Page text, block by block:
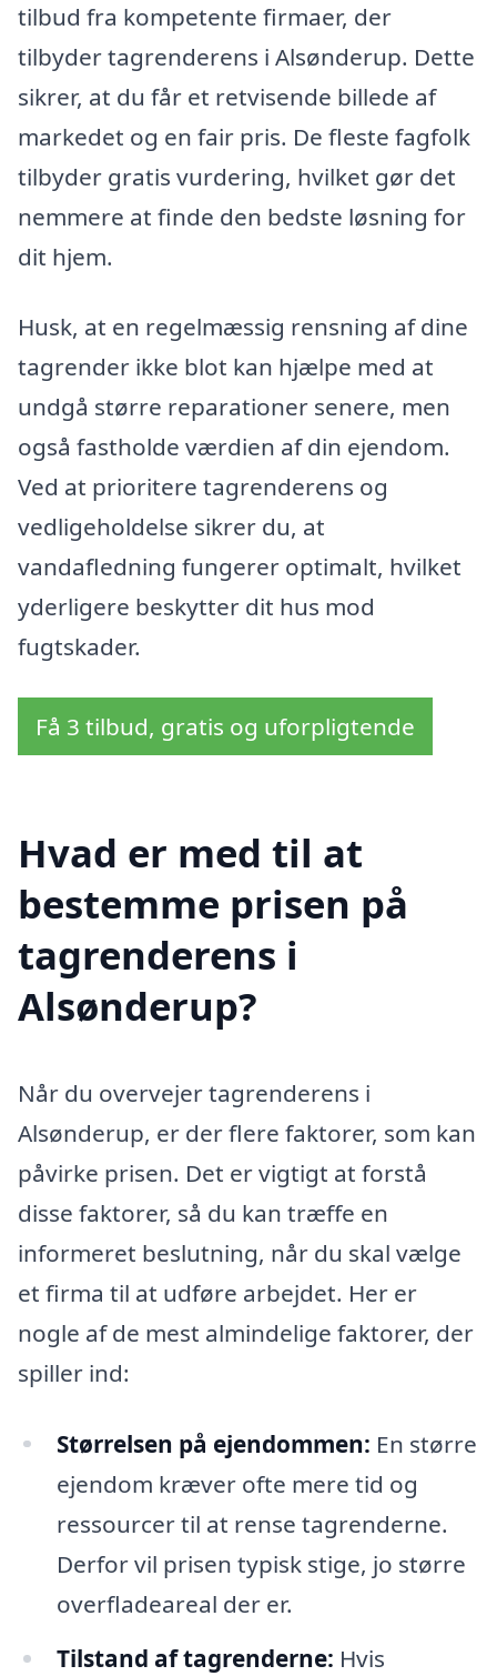
tilbud fra kompetente firmaer, der
tilbyder tagrenderens i Alsønderup. Dette
sikrer, at du får et retvisende billede af
markedet og en fair pris. De fleste fagfolk
tilbyder gratis vurdering, hvilket gør det
nemmere at finde den bedste løsning for
dit hjem.
Husk, at en regelmæssig rensning af dine
tagrender ikke blot kan hjælpe med at
undgå større reparationer senere, men
også fastholde værdien af din ejendom.
Ved at prioritere tagrenderens og
vedligeholdelse sikrer du, at
vandafledning fungerer optimalt, hvilket
yderligere beskytter dit hus mod
fugtskader.
Få 3 tilbud, gratis og uforpligtende
Hvad er med til at
bestemme prisen på
tagrenderens i
Alsønderup?
Når du overvejer tagrenderens i
Alsønderup, er der flere faktorer, som kan
påvirke prisen. Det er vigtigt at forstå
disse faktorer, så du kan træffe en
informeret beslutning, når du skal vælge
et firma til at udføre arbejdet. Her er
nogle af de mest almindelige faktorer, der
spiller ind:
Størrelsen på ejendommen: En større
ejendom kræver ofte mere tid og
ressourcer til at rense tagrenderne.
Derfor vil prisen typisk stige, jo større
overfladeareal der er.
Tilstand af tagrenderne: Hvis